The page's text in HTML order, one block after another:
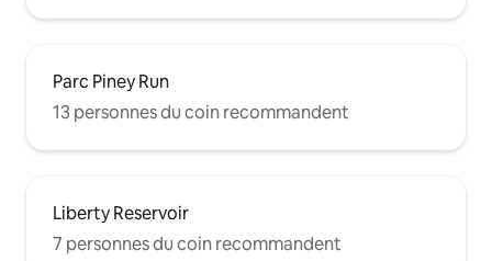
Parc Piney Run
13 personnes du coin recommandent
Liberty Reservoir
7 personnes du coin recommandent